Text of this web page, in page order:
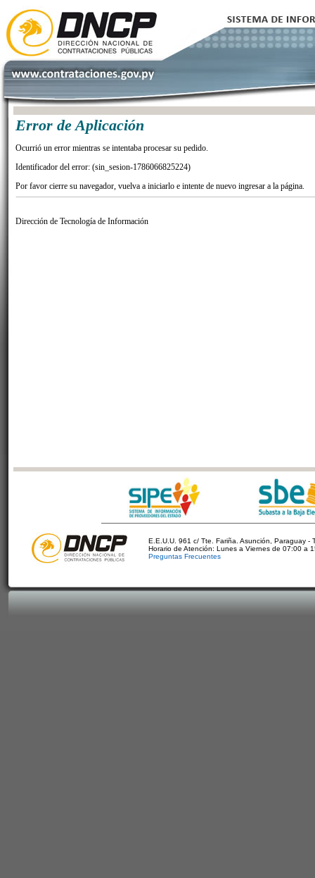
Error de Aplicación
Ocurrió un error mientras se intentaba procesar su pedido.
Identificador del error: (sin_sesion-1786066825224)
Por favor cierre su navegador, vuelva a iniciarlo e intente de nuevo ingresar a la página.
Dirección de Tecnología de Información
E.E.U.U. 961 c/ Tte. Fariña. Asunción, Paraguay -
Horario de Atención: Lunes a Viernes de 07:00 a
Preguntas Frecuentes